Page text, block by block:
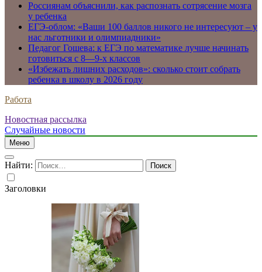
Россиянам объяснили, как распознать сотрясение мозга
у ребенка
ЕГЭ-облом: «Ваши 100 баллов никого не интересуют – у
нас льготники и олимпиадники»
Педагог Гошева: к ЕГЭ по математике лучше начинать
готовиться с 8—9-х классов
«Избежать лишних расходов»: сколько стоит собрать
ребенка в школу в 2026 году
Работа
Новостная рассылка
Случайные новости
Меню
Найти:
Заголовки